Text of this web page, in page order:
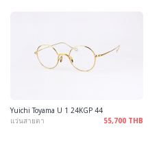
Yuichi Toyama U 1 24KGP 44
แว่นสายตา
55,700 THB